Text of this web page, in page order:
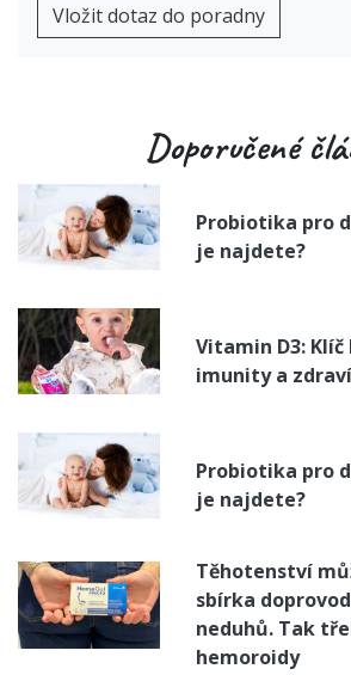
Vložit dotaz do poradny
Doporučené
Probiotika pro
je najdete?
Vitamin D3:
imunity a zdraví
Probiotika pro
je najdete?
Těhotenství
sbírka
neduhů. Tak
hemoroidy